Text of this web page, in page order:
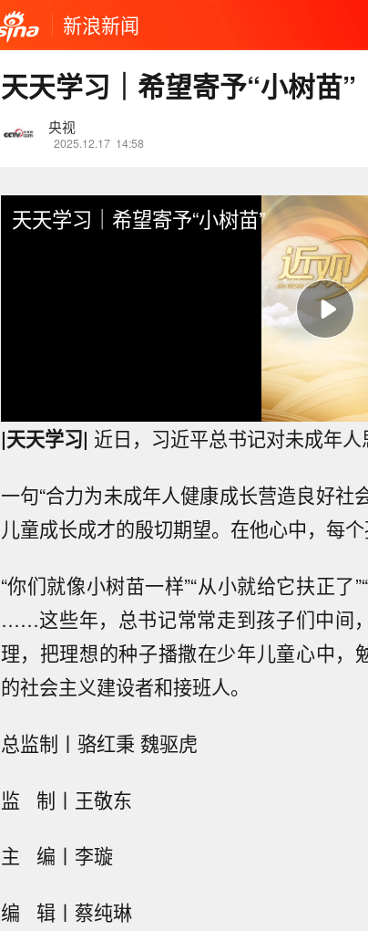
新浪新闻
天天学习｜希望寄予“小树苗”
央视
2025.12.17 14:58
天天学习｜希望寄予“小树苗”
|天天学习| 近日，习近平总书记对未成年人
一句“合力为未成年人健康成长营造良好社
儿童成长成才的殷切期望。在他心中，每个
“你们就像小树苗一样”“从小就给它扶正了
……这些年，总书记常常走到孩子们中间
理，把理想的种子播撒在少年儿童心中，
的社会主义建设者和接班人。
总监制丨骆红秉 魏驱虎
监 制丨王敬东
主 编丨李璇
编 辑丨蔡纯琳